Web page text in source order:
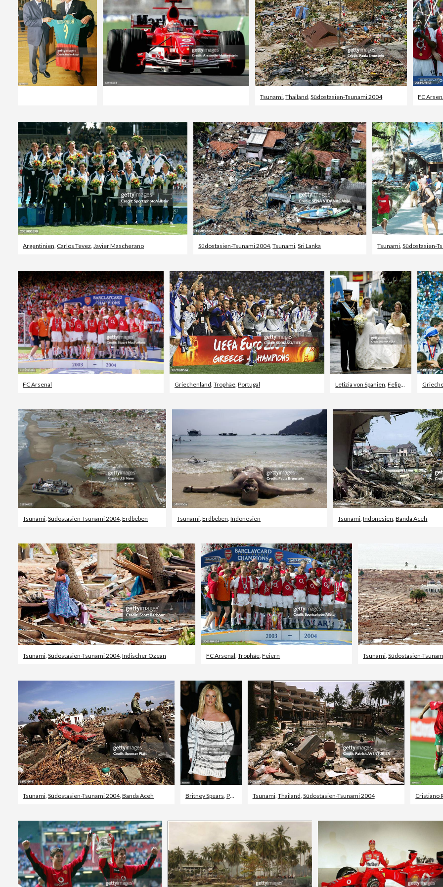
Tsunami ,Thailand ,Südostasien-Tsunami 2004 FC
Argentinien Carlos Tevez Javier Mascherano Südostasien-Tsunami 2004,Tsunami ,Sri Lanka Tsunami ,Südostasien-
FC Arsenal Griechenland,Trophäe,Portugal Letizia von Spanien,Felipe VI. von Spanien
Tsunami, Südostasien-Tsunami 2004, Erdbeben Tsunami,Erdbeben,Indonesien Tsunami,Indonesien,Banda Aceh
Tsunami Südostasien-Tsunami 2004, Indischer Ozean FC Arsenal ,Trophäe ,Feiern Tsunami ,Südostasien-
Tsunami, Südostasien-Tsunami 2004, Banda Aceh Britney Spears, Porträt Tsunami, Thailand, Südostasien-Tsunami 2004